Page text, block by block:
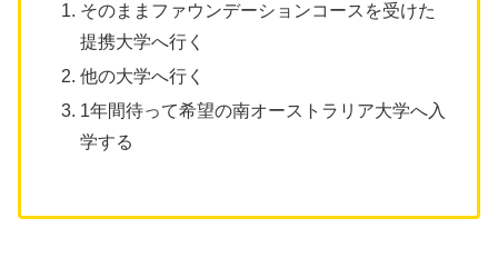
そのままファウンデーションコースを受けた
提携大学へ行く
他の大学へ行く
1年間待って希望の南オーストラリア大学へ入
学する